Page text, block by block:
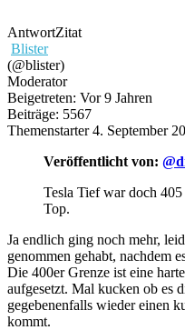
AntwortZitat
Blister
(@blister)
Moderator
Beigetreten: Vor 9 Jahren
Beiträge: 5567
Themenstarter 4. September
Veröffentlicht von:
Tesla Tief war doch
Top.
Ja endlich ging noch mehr,
genommen gehabt, nachdem
Die 400er Grenze ist eine
aufgesetzt. Mal kucken ob es
gegebenenfalls wieder einen
kommt.